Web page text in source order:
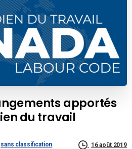
apportés
du travail
sans classification 16 août 2019